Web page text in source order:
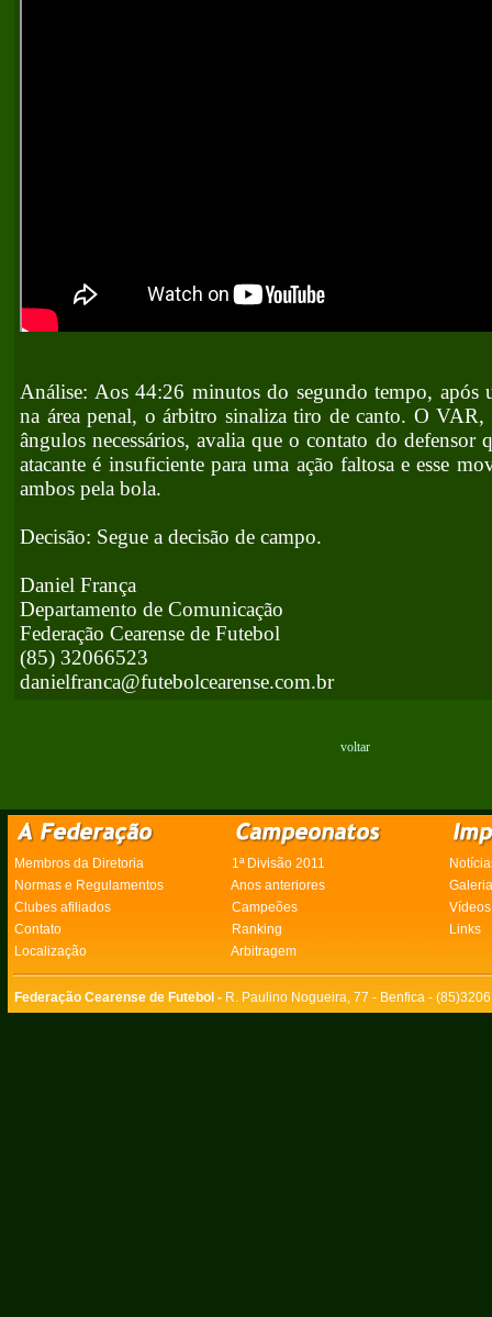
Análise: Aos 44:26 minutos do segundo tempo, após
na área penal, o árbitro sinaliza tiro de canto. O VAR,
ângulos necessários, avalia que o contato do defensor
atacante é insuficiente para uma ação faltosa e esse
ambos pela bola.
Decisão: Segue a decisão de campo.
Daniel França
Departamento de Comunicação
Federação Cearense de Futebol
(85) 32066523
danielfranca@futebolcearense.com.br
voltar
Membros da Diretoria 1ª Divisão 2011
Normas e Regulamentos
Anos anteriores
Clubes afiliados
Campeões
Vídeos
Contato
Ranking
Links
Localização
Arbitragem
Federação Cearense de Futebol - R. Paulino Nogueira, 77 - Benfica -